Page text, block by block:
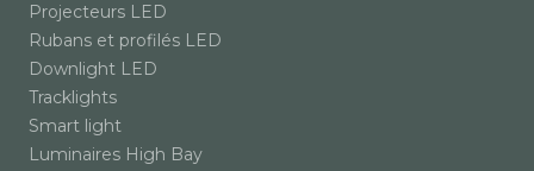
Projecteurs LED
Rubans et profilés LED
Downlight LED
Tracklights
Smart light
Luminaires High Bay